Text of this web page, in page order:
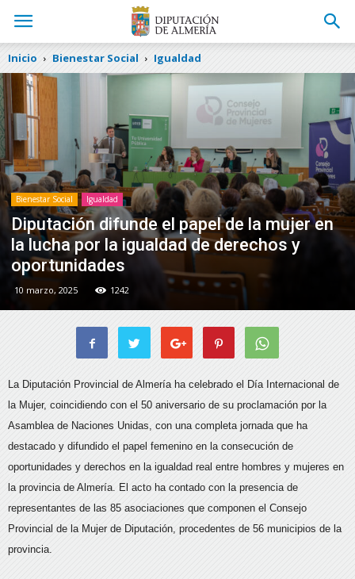
Inicio Bienestar Social Igualdad
Bienestar Social Igualdad
Diputación difunde el papel de la mujer en
la lucha por la igualdad de derechos y
oportunidades
10 marzo, 2025 1242
La Diputación Provincial de Almería ha celebrado el Día Internacional de
la Mujer, coincidiendo con el 50 aniversario de su proclamación por la
Asamblea de Naciones Unidas, con una completa jornada que ha
destacado y difundido el papel femenino en la consecución de
oportunidades y derechos en la igualdad real entre hombres y mujeres en
la provincia de Almería. El acto ha contado con la presencia de
representantes de las 85 asociaciones que componen el Consejo
Provincial de la Mujer de Diputación, procedentes de 56 municipios de la
provincia.